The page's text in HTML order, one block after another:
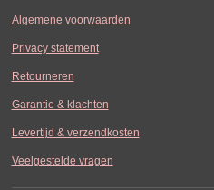
Algemene voorwaarden
Privacy statement
Retourneren
Garantie & klachten
Levertijd & verzendkosten
Veelgestelde vragen